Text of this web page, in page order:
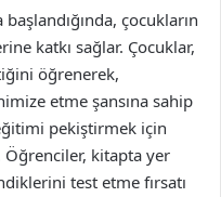
çocukların
katkı sağlar. Çocuklar,
öğrenerek,
etme şansına sahip
pekiştirmek için
kitapta yer
test etme fırsatı